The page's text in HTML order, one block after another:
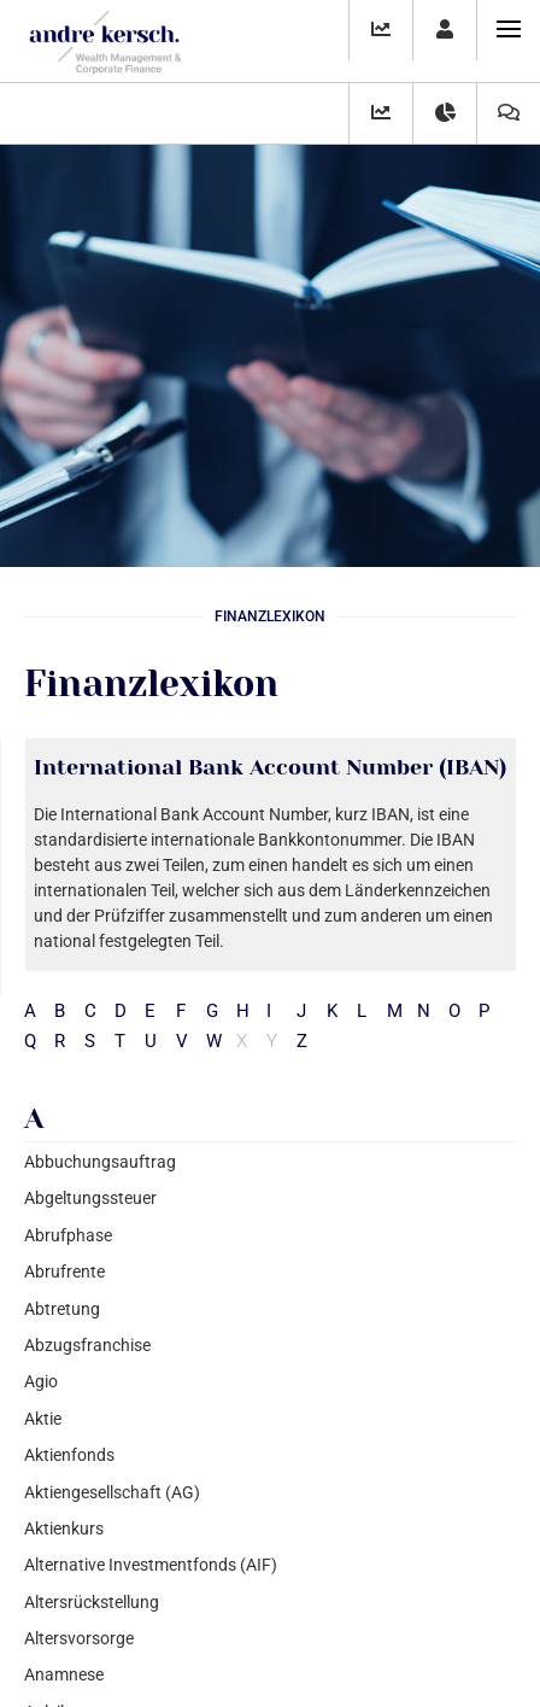
FINANZLEXIKON
Finanzlexikon
A B C D E F G H J K L M N O
P
Q
R S T U V W X Y Z
A
Abbuchungsauftrag
Abgeltungssteuer
Abrufphase
Abrufrente
Abtretung
Abzugsfranchise
Agio
Aktie
Aktienfonds
Aktiengesellschaft (AG)
Aktienkurs
Alternative Investmentfonds (AIF)
Altersrückstellung
Altersvorsorge
Anamnese
International Bank Account Number (IBAN)
Die International Bank Account Number, kurz IBAN, ist eine
standardisierte internationale Bankkontonummer. Die IBAN
besteht aus zwei Teilen, zum einen handelt es sich um einen
internationalen Teil, welcher sich aus dem Länderkennzeichen
und der Prüfziffer zusammenstellt und zum anderen um einen
national festgelegten Teil.